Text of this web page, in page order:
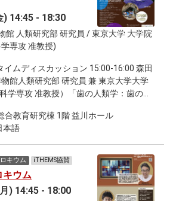
) 14:45 - 18:30
館 人類研究部 研究員 / 東京大学 大学院
専攻 准教授)
イムディスカッション 15:00-16:00 森田
館人類研究部 研究員 兼 東京大学大学
学専攻 准教授）「歯の人類学：歯の形
会
合教育研究棟 1階 益川ホール
本語
キウム iTHEMS協賛
キウム
) 14:45 - 18:00